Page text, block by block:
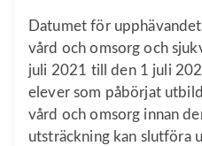
Datumet för
vård och omsorg och
juli 2021 till den 1 juli
elever som påbörjat
vård och omsorg innan
utsträckning kan slutföra